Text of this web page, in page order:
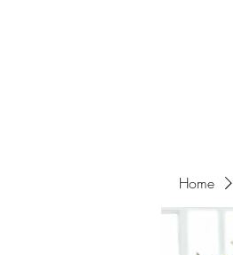
Home